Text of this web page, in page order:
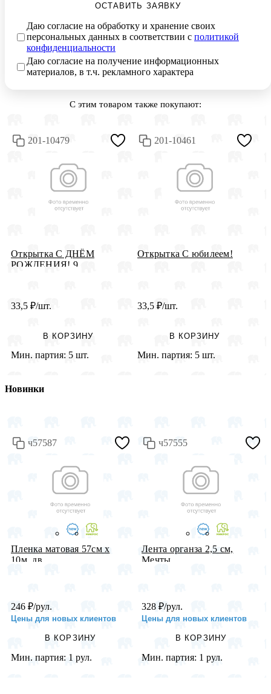
ОСТАВИТЬ ЗАЯВКУ
Даю согласие на обработку и хранение своих
персональных данных в соответствии с политикой
конфиденциальности
Даю согласие на получение информационных
материалов, в т.ч. рекламного характера
С этим товаром также покупают:
201-10479
Открытка С ДНЁМ
РОЖДЕНИЯ! 9
33,5 ₽/шт.
В КОРЗИНУ
Мин. партия: 5 шт.
201-10461
Открытка С юбилеем!
33,5 ₽/шт.
В КОРЗИНУ
Мин. партия: 5 шт.
Новинки
ч57587
Пленка матовая 57см х
10м, дв...
246 ₽/рул.
Цены для новых клиентов
В КОРЗИНУ
Мин. партия: 1 рул.
ч57555
Лента органза 2,5 см,
Мечты, ...
328 ₽/рул.
Цены для новых клиентов
В КОРЗИНУ
Мин. партия: 1 рул.